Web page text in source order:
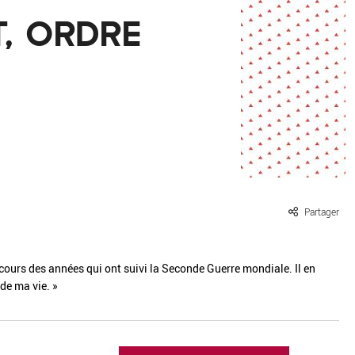
La pierre
La terre
ORDRE
Partager
des années qui ont suivi la Seconde Guerre mondiale. Il en
ma vie. »